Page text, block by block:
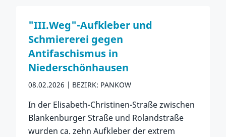
"III.Weg"-Aufkleber und
Schmiererei gegen
Antifaschismus in
Niederschönhausen
08.02.2026 BEZIRK: PANKOW
In der Elisabeth-Christinen-Straße zwischen
Blankenburger Straße und Rolandstraße
wurden ca. zehn Aufkleber der extrem